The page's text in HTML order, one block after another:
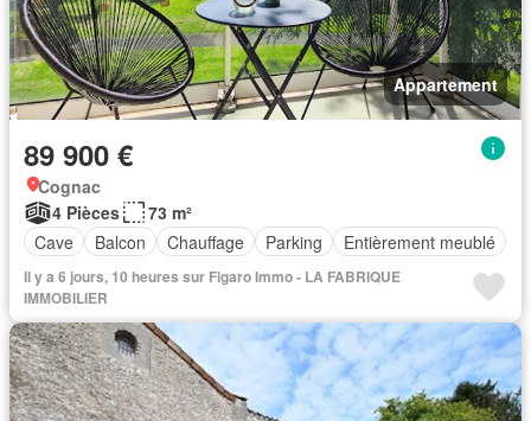
Appartement
89 900 €
Cognac
4 Pièces
73 m²
Cave
Balcon Chauffage Parking Entièrement meublé
Il y a 6 jours, 10 heures sur Figaro Immo - LA FABRIQUE
IMMOBILIER